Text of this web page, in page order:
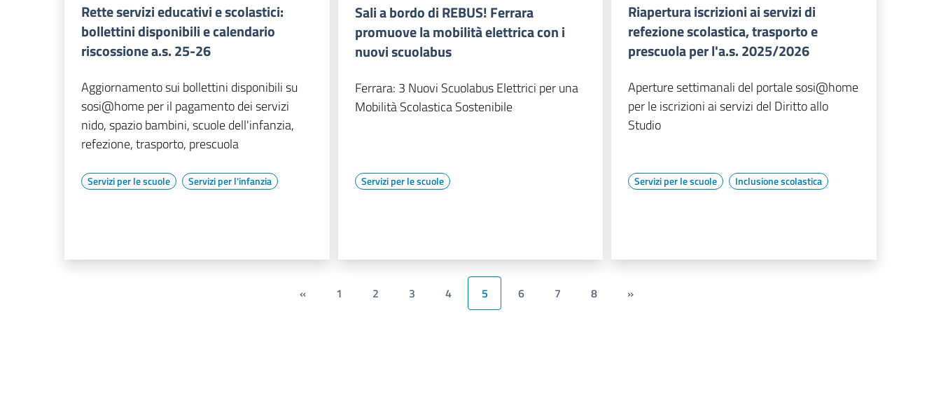
Rette servizi educativi e scolastici:
bollettini disponibili e calendario
riscossione a.s. 25-26
Aggiornamento sui bollettini disponibili su
sosi@home per il pagamento dei servizi
nido, spazio bambini, scuole dell'infanzia,
refezione, trasporto, prescuola
Servizi per le scuole Servizi per l'infanzia
Sali a bordo di REBUS! Ferrara
promuove la mobilità elettrica con i
nuovi scuolabus
Ferrara: 3 Nuovi Scuolabus Elettrici per una
Mobilità Scolastica Sostenibile
Servizi per le scuole
Riapertura iscrizioni ai servizi di
refezione scolastica, trasporto e
prescuola per l'a.s. 2025/2026
Aperture settimanali del portale sosi@home
per le iscrizioni ai servizi del Diritto allo
Studio
Servizi per le scuole Inclusione scolastica
« 1 2 3 4 5 6 7 8 »